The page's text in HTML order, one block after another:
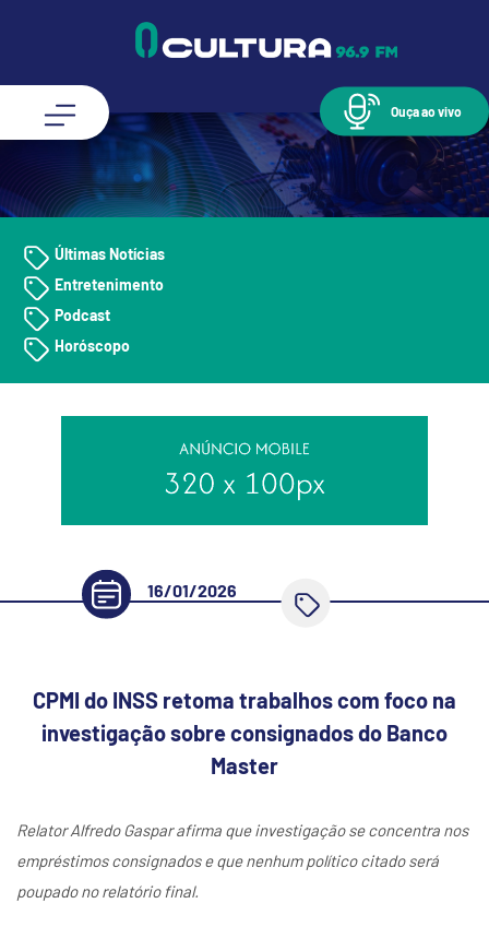
Ouça ao vivo
Últimas Notícias
Entretenimento
Podcast
Horóscopo
16/01/2026
CPMI do INSS retoma trabalhos com foco na
investigação sobre consignados do Banco
Master
Relator Alfredo Gaspar afirma que investigação se concentra nos
empréstimos consignados e que nenhum político citado será
poupado no relatório final.